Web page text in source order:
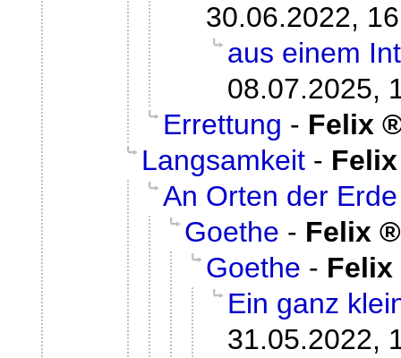
30.06.2022,
aus einem
08.07.2025,
Errettung - Felix
Langsamkeit - Felix
An Orten der Erde
Goethe - Felix
Goethe - Felix
Ein ganz
31.05.2022,